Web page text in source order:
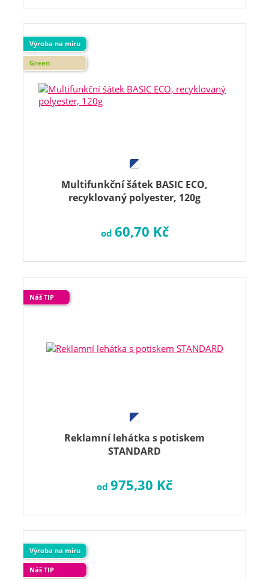
Multifunkční šátek BASIC ECO,
recyklovaný polyester, 120g
Výroba na míru
Green
od 60,70 Kč
Reklamní lehátka s potiskem
STANDARD
Náš TIP
od 975,30 Kč
Výroba na míru
Náš TIP